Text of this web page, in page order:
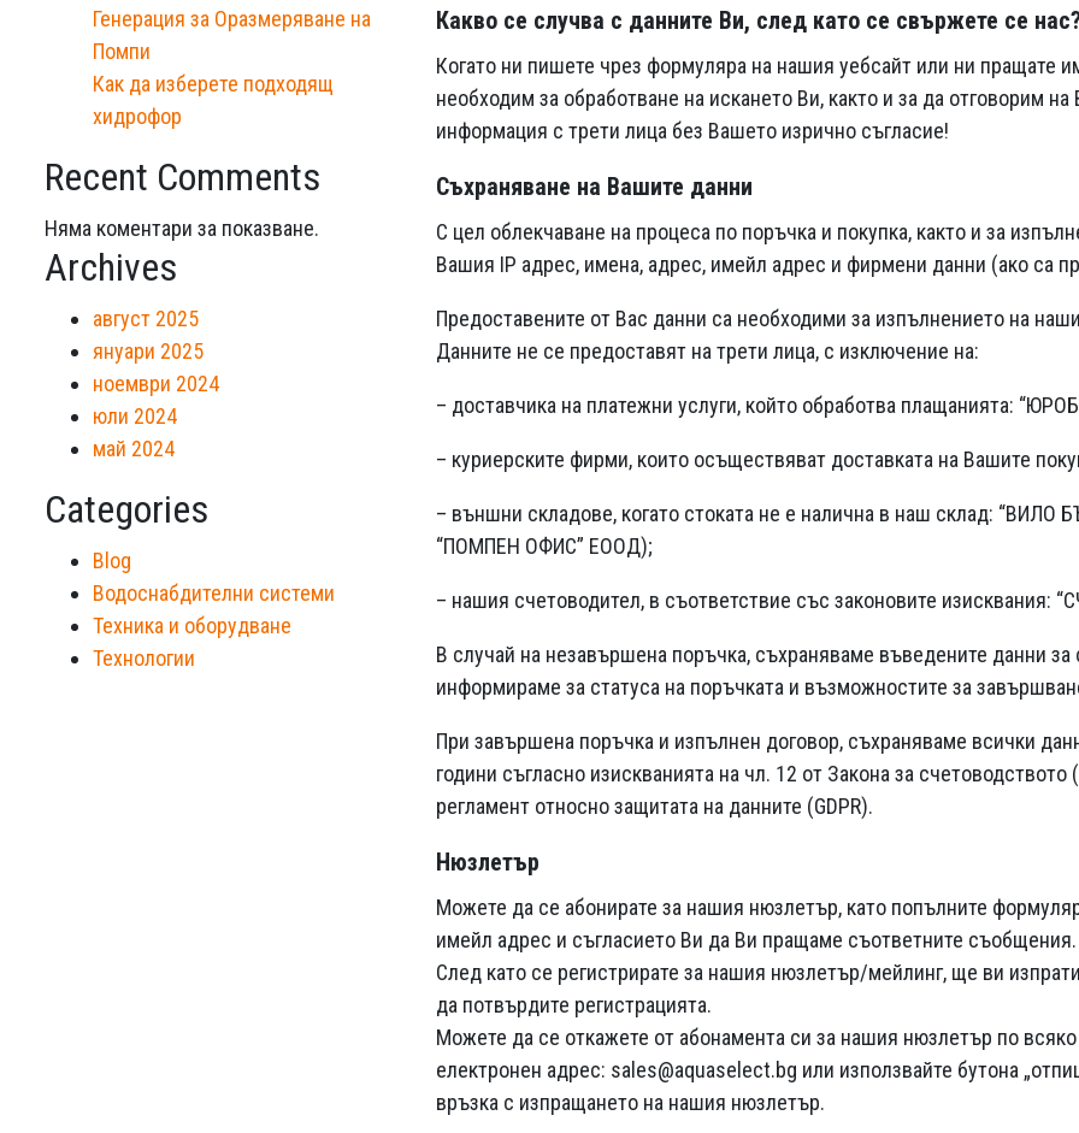
Какво се случва с данните Ви, след като се свържете се нас?
Когато ни пишете чрез формуляра на нашия уебсайт или ни пращате
необходим за обработване на искането Ви, както и за да отговорим
информация с трети лица без Вашето изрично съгласие!
Съхраняване на Вашите данни
С цел облекчаване на процеса по поръчка и покупка, както и за
Вашия IP адрес, имена, адрес, имейл адрес и фирмени данни (ако са
Предоставените от Вас данни са необходими за изпълнението на
Данните не се предоставят на трети лица, с изключение на:
– доставчика на платежни услуги, който обработва плащанията:
– куриерските фирми, които осъществяват доставката на Вашите
– външни складове, когато стоката не е налична в наш склад:
“ПОМПЕН ОФИС” ЕООД);
– нашия счетоводител, в съответствие със законовите
В случай на незавършена поръчка, съхраняваме въведените данни
информираме за статуса на поръчката и възможностите за
При завършена поръчка и изпълнен договор, съхраняваме всички
години съгласно изискванията на чл. 12 от Закона за
регламент относно защитата на данните (GDPR).
Нюзлетър
Можете да се абонирате за нашия нюзлетър, като попълните
имейл адрес и съгласието Ви да Ви пращаме съответните съобщения.
След като се регистрирате за нашия нюзлетър/мейлинг, ще ви
да потвърдите регистрацията.
Можете да се откажете от абонамента си за нашия нюзлетър по
електронен адрес: sales@aquaselect.bg или използвайте бутона
връзка с изпращането на нашия нюзлетър.
Генерация за Оразмеряване на
Помпи
Как да изберете подходящ
хидрофор
Recent Comments
Няма коментари за показване.
Archives
август 2025
януари 2025
ноември 2024
юли 2024
май 2024
Categories
Blog
Водоснабдителни системи
Техника и оборудване
Технологии